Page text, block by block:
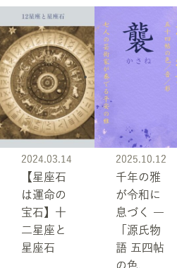
2024.03.14
【星座石
は運命の
宝石】十
二星座と
星座石
2025.10.12
千年の雅
が令和に
息づく ―
「源氏物
語 五四帖
の色、